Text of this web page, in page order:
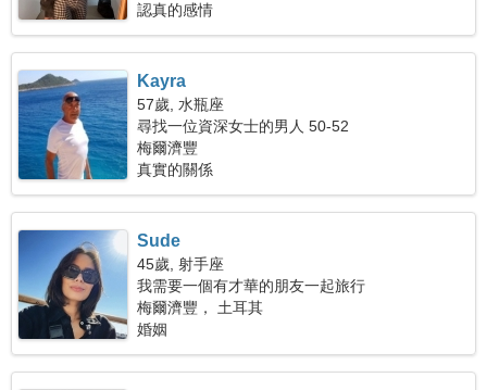
認真的感情
Kayra
57歲, 水瓶座
尋找一位資深女士的男人 50-52
梅爾濟豐
真實的關係
Sude
45歲, 射手座
我需要一個有才華的朋友一起旅行
梅爾濟豐， 土耳其
婚姻